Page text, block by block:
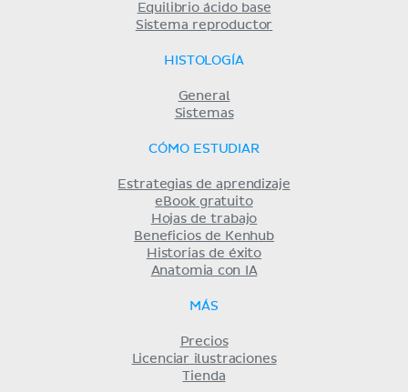
Equilibrio ácido base
Sistema reproductor
HISTOLOGÍA
General
Sistemas
CÓMO ESTUDIAR
Estrategias de aprendizaje
eBook gratuito
Hojas de trabajo
Beneficios de Kenhub
Historias de éxito
Anatomia con IA
MÁS
Precios
Licenciar ilustraciones
Tienda